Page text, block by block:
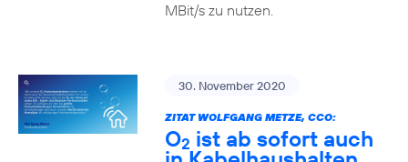
MBit/s zu nutzen.
30. November 2020
ZITAT WOLFGANG METZE, CCO:
O2 ist ab sofort auch